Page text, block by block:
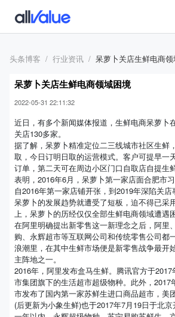
头条博客 行业资讯 呆萝卜关店生鲜电商
呆萝卜关店生鲜电商领域困境
2022-05-31 22:11:32
近日，有多个新闻媒体报道，生鲜电商呆萝卜
关店130多家。
据了解，呆萝卜精准定位二三线城市社区生鲜
取，今日订明日取的运营模式。客户可提早一
订单，第二天可在周边小区门口自取店自提生
表明，2016年6月，呆萝卜第一家店面合肥市习
自2016年第一家店铺开张，到2019年深陷关店
呆萝卜的发展趋势就遭受了短板，迫不得已采
上，呆萝卜的历经仅仅全部生鲜电商领域遭遇
在阿里明确提出新零售这一新理念之后，阿里
购、永辉超市等互联网公司和传统零售公司都
浪潮里，在其中生鲜市场便是新零售战争最开
主阵地之一。
2016年，阿里发布盒马生鲜。腾讯官方于
市集团旗下的生活超市超级物种。此外，2017
市发布了国内第一家苏鲜生进口商品超市，美
(后更新为小象生鲜)也于2017年7月19日于北京